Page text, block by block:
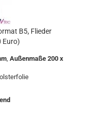
B5, Flieder
Euro)
, Außenmaße 200 x